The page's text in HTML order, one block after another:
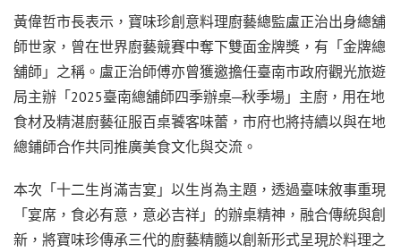
黃偉哲市長表示，寶味珍創意料理廚藝總監盧正治出身總舖
師世家，曾在世界廚藝競賽中奪下雙面金牌獎，有「金牌總
舖師」之稱。盧正治師傅亦曾獲邀擔任臺南市政府觀光旅遊
局主辦「2025臺南總舖師四季辦桌─秋季場」主廚，用在地
食材及精湛廚藝征服百桌饕客味蕾，市府也將持續以與在地
總鋪師合作共同推廣美食文化與交流。
本次「十二生肖滿吉宴」以生肖為主題，透過臺味敘事重現
「宴席，食必有意，意必吉祥」的辦桌精神，融合傳統與創
新，將寶味珍傳承三代的廚藝精髓以創新形式呈現於料理之